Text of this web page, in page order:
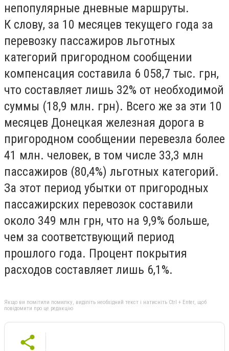
непопулярные дневные маршруты.
К слову, за 10 месяцев текущего года за
перевозку пассажиров льготных
категорий пригородном сообщении
компенсация составила 6 058,7 тыс. грн,
что составляет лишь 32% от необходимой
суммы (18,9 млн. грн). Всего же за эти 10
месяцев Донецкая железная дорога в
пригородном сообщении перевезла более
41 млн. человек, в том числе 33,3 млн
пассажиров (80,4%) льготных категорий.
За этот период убытки от пригородных
пассажирских перевозок составили
около 349 млн грн, что на 9,9% больше,
чем за соответствующий период
прошлого года. Процент покрытия
расходов составляет лишь 6,1%.
Якщо ви помітили помилку, виділіть необхідний текст і натисніть Ctrl + Enter, щоб
повідомити про це редакцію